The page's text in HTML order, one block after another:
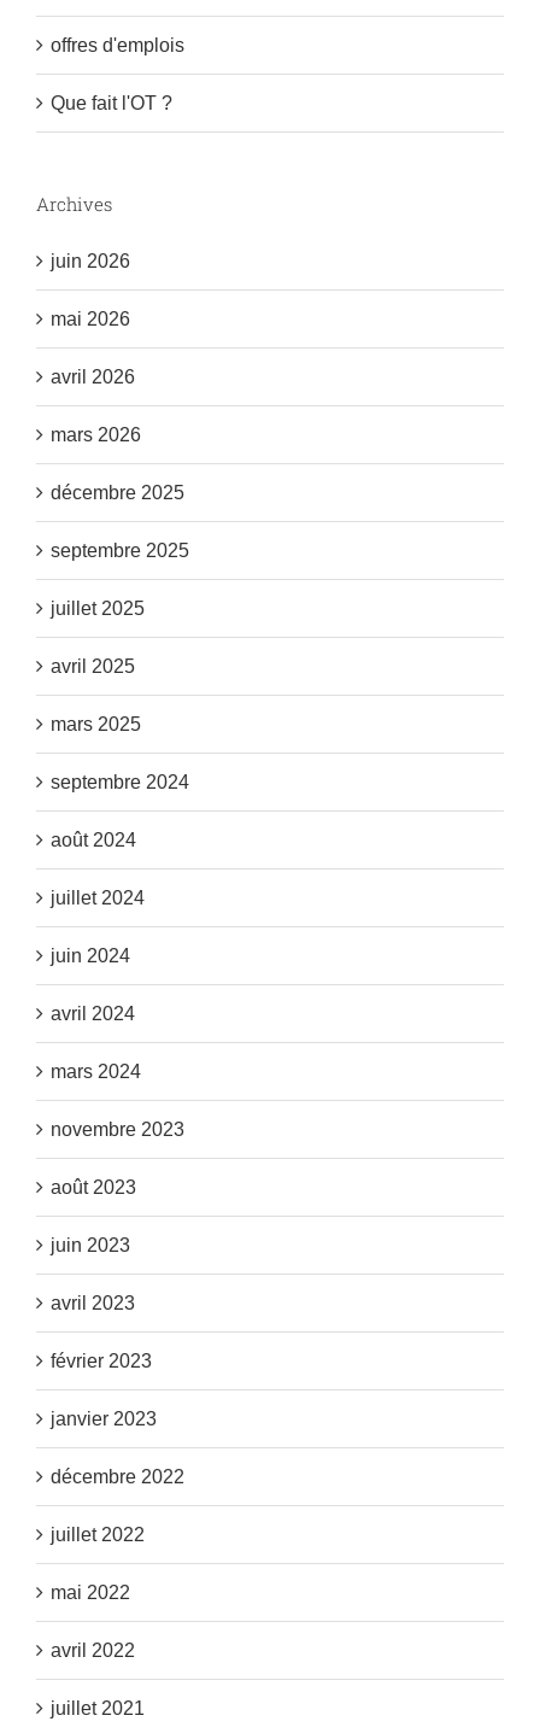
offres d'emplois
Que fait l'OT ?
Archives
juin 2026
mai 2026
avril 2026
mars 2026
décembre 2025
septembre 2025
juillet 2025
avril 2025
mars 2025
septembre 2024
août 2024
juillet 2024
juin 2024
avril 2024
mars 2024
novembre 2023
août 2023
juin 2023
avril 2023
février 2023
janvier 2023
décembre 2022
juillet 2022
mai 2022
avril 2022
juillet 2021